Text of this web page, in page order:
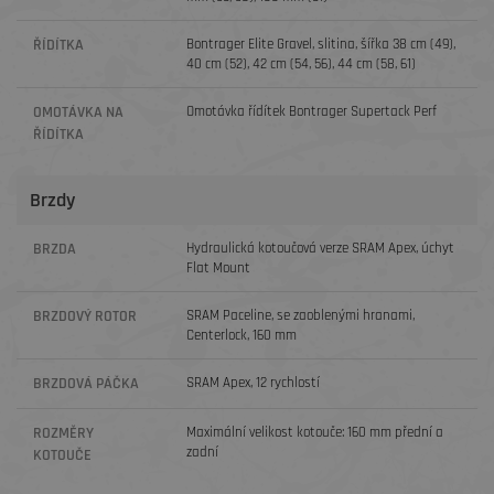
ŘÍDÍTKA
Bontrager Elite Gravel, slitina, šířka 38 cm (49),
40 cm (52), 42 cm (54, 56), 44 cm (58, 61)
OMOTÁVKA NA
ŘÍDÍTKA
Omotávka řídítek Bontrager Supertack Perf
Brzdy
BRZDA
Hydraulická kotoučová verze SRAM Apex, úchyt
Flat Mount
BRZDOVÝ ROTOR
SRAM Paceline, se zaoblenými hranami,
Centerlock, 160 mm
BRZDOVÁ PÁČKA SRAM Apex, 12 rychlostí
ROZMĚRY
KOTOUČE
Maximální velikost kotouče: 160 mm přední a
zadní